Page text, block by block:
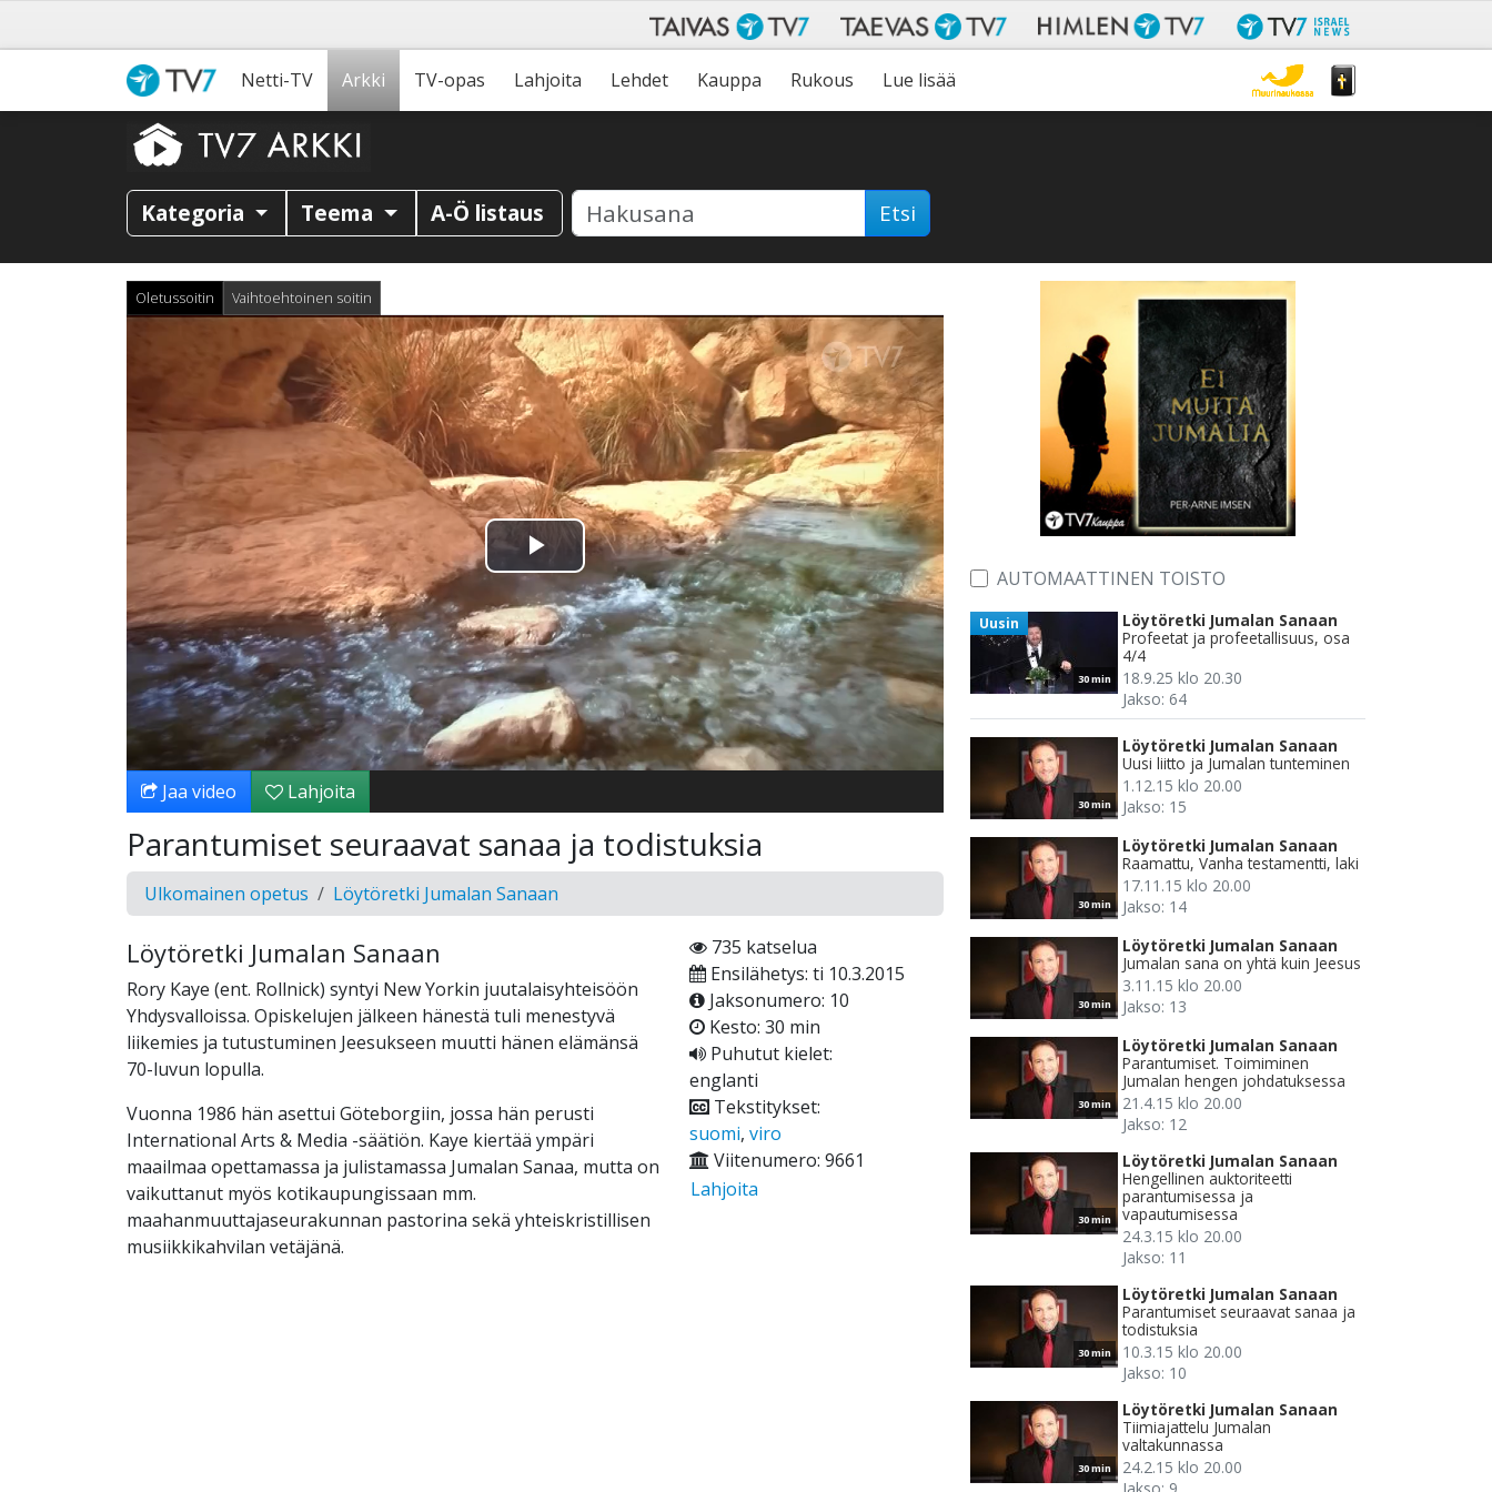
Netti-TV Arkki TV-opas Lahjoita Lehdet Kauppa Rukous Lue lisää
Kategoria Teema A-Ö listaus Etsi
Oletussoitin Vaihtoehtoinen soitin
Toista
Video
Jaa video Lahjoita
Parantumiset seuraavat sanaa ja todistuksia
Ulkomainen opetus Löytöretki Jumalan Sanaan
Löytöretki Jumalan Sanaan
Rory Kaye (ent. Rollnick) syntyi New Yorkin juutalaisyhteisöön
Yhdysvalloissa. Opiskelujen jälkeen hänestä tuli menestyvä
liikemies ja tutustuminen Jeesukseen muutti hänen elämänsä
70-luvun lopulla.
Vuonna 1986 hän asettui Göteborgiin, jossa hän perusti
International Arts & Media -säätiön. Kaye kiertää ympäri
maailmaa opettamassa ja julistamassa Jumalan Sanaa, mutta on
vaikuttanut myös kotikaupungissaan mm.
maahanmuuttajaseurakunnan pastorina sekä yhteiskristillisen
musiikkikahvilan vetäjänä.
735 katselua
Ensilähetys: ti 10.3.2015
Jaksonumero: 10
Kesto: 30 min
Puhutut kielet:
englanti
Tekstitykset:
suomi, viro
Viitenumero: 9661
Lahjoita
AUTOMAATTINEN TOISTO
30 min
Uusin
Löytöretki Jumalan Sanaan
Profeetat ja profeetallisuus, osa
4/4
18.9.25 klo 20.30
Jakso: 64
30 min
Löytöretki Jumalan Sanaan
Uusi liitto ja Jumalan tunteminen
1.12.15 klo 20.00
Jakso: 15
30 min
Löytöretki Jumalan Sanaan
Raamattu, Vanha testamentti, laki
17.11.15 klo 20.00
Jakso: 14
30 min
Löytöretki Jumalan Sanaan
Jumalan sana on yhtä kuin Jeesus
3.11.15 klo 20.00
Jakso: 13
30 min
Löytöretki Jumalan Sanaan
Parantumiset. Toimiminen
Jumalan hengen johdatuksessa
21.4.15 klo 20.00
Jakso: 12
30 min
Löytöretki Jumalan Sanaan
Hengellinen auktoriteetti
parantumisessa ja
vapautumisessa
24.3.15 klo 20.00
Jakso: 11
30 min
Löytöretki Jumalan Sanaan
Parantumiset seuraavat sanaa ja
todistuksia
10.3.15 klo 20.00
Jakso: 10
30 min
Löytöretki Jumalan Sanaan
Tiimiajattelu Jumalan
valtakunnassa
24.2.15 klo 20.00